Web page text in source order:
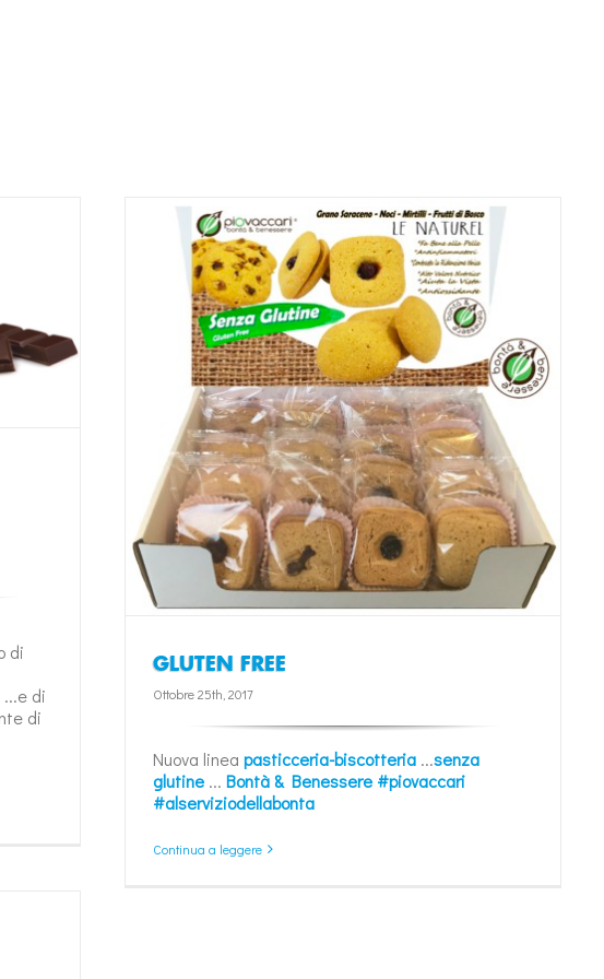
di
di
di
GLUTEN FREE
Ottobre 25th, 2017
Nuova linea pasticceria-biscotteria ...senza
glutine ... Bontà & Benessere #piovaccari
#alserviziodellabonta
Continua a leggere